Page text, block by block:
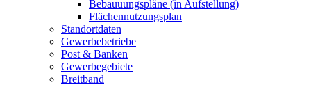
Bebauuungspläne (in Aufstellung)
Flächennutzungsplan
Standortdaten
Gewerbebetriebe
Post & Banken
Gewerbegebiete
Breitband